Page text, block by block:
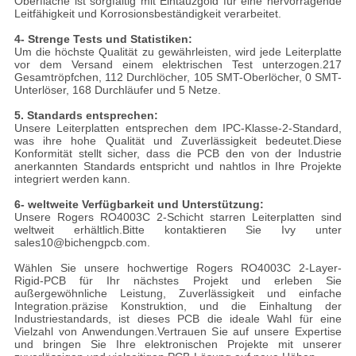
Leitfähigkeit und Korrosionsbeständigkeit verarbeitet.
4- Strenge Tests und Statistiken:
Um die höchste Qualität zu gewährleisten, wird jede Leiterplatte
vor dem Versand einem elektrischen Test unterzogen.217
Gesamtröpfchen, 112 Durchlöcher, 105 SMT-Oberlöcher, 0 SMT-
Unterlöser, 168 Durchläufer und 5 Netze.
5. Standards entsprechen:
Unsere Leiterplatten entsprechen dem IPC-Klasse-2-Standard,
was ihre hohe Qualität und Zuverlässigkeit bedeutet.Diese
Konformität stellt sicher, dass die PCB den von der Industrie
anerkannten Standards entspricht und nahtlos in Ihre Projekte
integriert werden kann.
6- weltweite Verfügbarkeit und Unterstützung:
Unsere Rogers RO4003C 2-Schicht starren Leiterplatten sind
weltweit erhältlich.Bitte kontaktieren Sie Ivy unter
sales10@bichengpcb.com.
Wählen Sie unsere hochwertige Rogers RO4003C 2-Layer-
Rigid-PCB für Ihr nächstes Projekt und erleben Sie
außergewöhnliche Leistung, Zuverlässigkeit und einfache
Integration.präzise Konstruktion, und die Einhaltung der
Industriestandards, ist dieses PCB die ideale Wahl für eine
Vielzahl von Anwendungen.Vertrauen Sie auf unsere Expertise
und bringen Sie Ihre elektronischen Projekte mit unserer